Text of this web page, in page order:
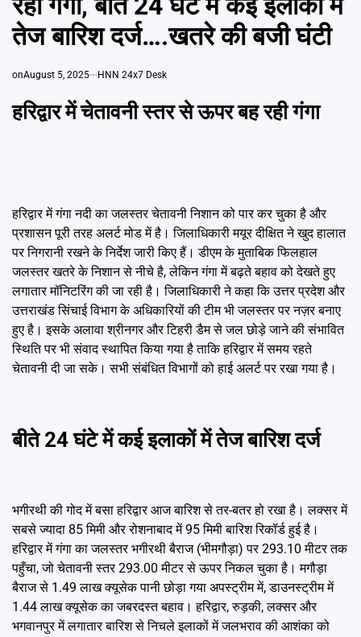
तेज बारिश दर्ज….खतरे की बजी घंटी
onAugust 5, 2025 HNN 24x7 Desk
हरिद्वार में चेतावनी स्तर से ऊपर बह रही गंगा
हरिद्वार में गंगा नदी का जलस्तर चेतावनी निशान को पार कर चुका है और
प्रशासन पूरी तरह अलर्ट मोड में है। जिलाधिकारी मयूर दीक्षित ने खुद हालात
पर निगरानी रखने के निर्देश जारी किए हैं। डीएम के मुताबिक फिलहाल
जलस्तर खतरे के निशान से नीचे है, लेकिन गंगा में बढ़ते बहाव को देखते हुए
लगातार मॉनिटरिंग की जा रही है। जिलाधिकारी ने कहा कि उत्तर प्रदेश और
उत्तराखंड सिंचाई विभाग के अधिकारियों की टीम भी जलस्तर पर नज़र बनाए
हुए है। इसके अलावा श्रीनगर और टिहरी डैम से जल छोड़े जाने की संभावित
स्थिति पर भी संवाद स्थापित किया गया है ताकि हरिद्वार में समय रहते
चेतावनी दी जा सके। सभी संबंधित विभागों को हाई अलर्ट पर रखा गया है।
बीते 24 घंटे में कई इलाकों में तेज बारिश दर्ज
भगीरथी की गोद में बसा हरिद्वार आज बारिश से तर-बतर हो रखा है। लक्सर में
सबसे ज्यादा 85 मिमी और रोशनाबाद में 95 मिमी बारिश रिकॉर्ड हुई है।
हरिद्वार में गंगा का जलस्तर भगीरथी बैराज (भीमगौड़ा) पर 293.10 मीटर तक
पहुँचा, जो चेतावनी स्तर 293.00 मीटर से ऊपर निकल चुका है। मगौड़ा
बैराज से 1.49 लाख क्यूसेक पानी छोड़ा गया अपस्ट्रीम में, डाउनस्ट्रीम में
1.44 लाख क्यूसेक का जबरदस्त बहाव। हरिद्वार, रुड़की, लक्सर और
भगवानपुर में लगातार बारिश से निचले इलाकों में जलभराव की आशंका को